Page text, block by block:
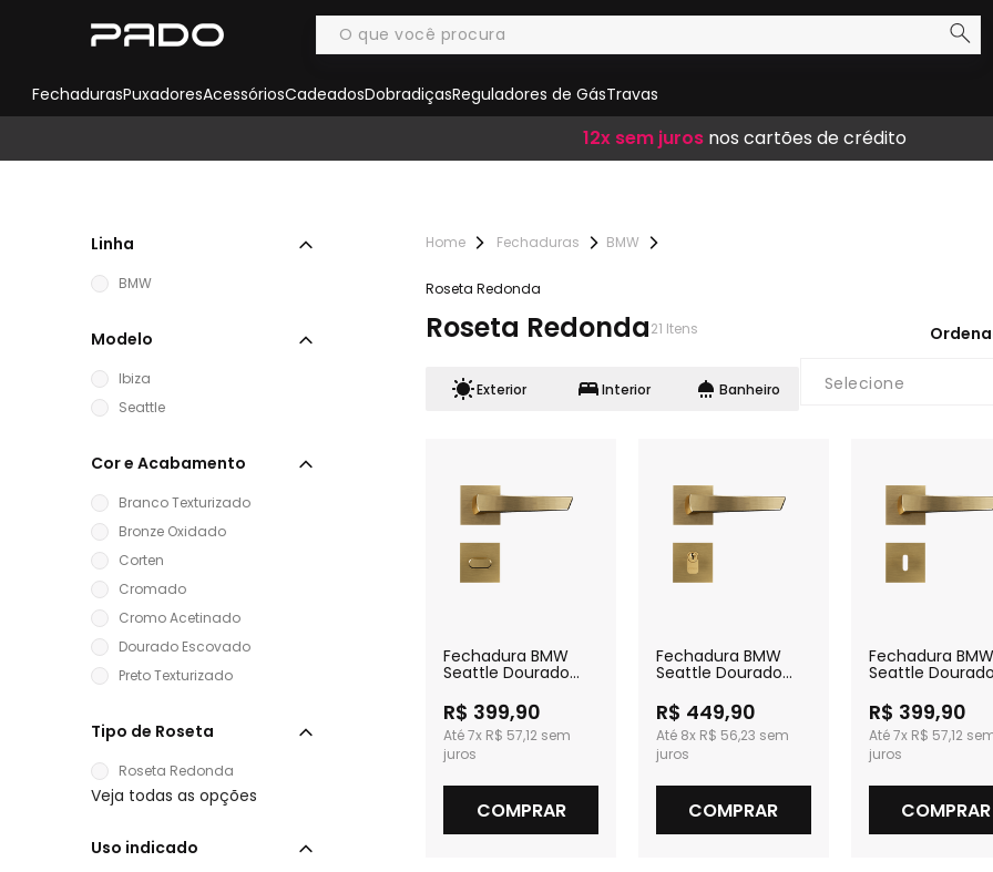
FechadurasPuxadoresAcessóriosCadeadosDobradiçasReguladores de GásTravas
Frete Grátisem compras acima de R$ 300,00
12x sem juros nos cartões de crédito
10% de descontono boleto
Linha
BMW
Modelo
Ibiza
Seattle
Cor e Acabamento
Branco Texturizado
Bronze Oxidado
Corten
Cromado
Cromo Acetinado
Dourado Escovado
Preto Texturizado
Tipo de Roseta
Roseta Redonda
Veja todas as opções
Uso indicado
Fechaduras BMW
Roseta Redonda
Roseta Redonda21 Itens
Exterior Interior Banheiro Selecione
Fechadura BMW
Seattle Dourado
Banheiro
R$ 399,90
7x R$ 57,12
COMPRAR
Fechadura BMW
Seattle Dourado
R$ 449,90
8x R$ 56,23
COMPRAR
Fechadura BMW
Seattle Dourado
R$ 399,90
7x R$ 57,12
COMPRAR